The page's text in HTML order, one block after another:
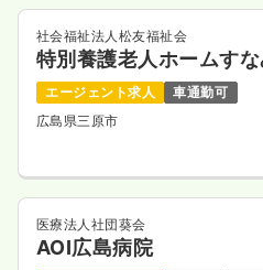
社会福祉法人松友福祉会
特別養護老人ホームす
エージェント求人
車通勤可
広島県三原市
医療法人社団葵会
AOI広島病院